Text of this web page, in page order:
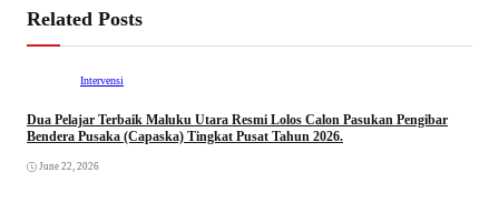
Related Posts
Intervensi
Dua Pelajar Terbaik Maluku Utara Resmi Lolos Calon Pasukan Pengibar
Bendera Pusaka (Capaska) Tingkat Pusat Tahun 2026.
June 22, 2026